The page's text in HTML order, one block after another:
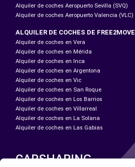
Alquiler de coches Aeropuerto Sevilla (SVQ)
Alquiler de coches Aeropuerto Valencia (VLC)
ALQUILER DE COCHES DE FREE2MOVE
Alquiler de coches en Vera
Alquiler de coches en Mérida
Alquiler de coches en Inca
Alquiler de coches en Argentona
Alquiler de coches en Vic
Alquiler de coches en San Roque
Alquiler de coches en Los Barrios
Alquiler de coches en Villarreal
Alquiler de coches en La Solana
Alquiler de coches en Las Gabias
CARSHARING